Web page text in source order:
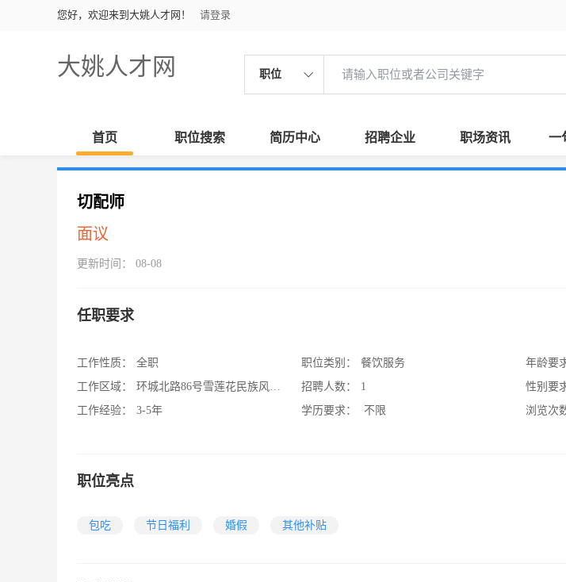
您好，欢迎来到大姚人才网！ 请登录
大姚人才网 职位
首页 职位搜索 简历中心 招聘企业 职场资讯 一
切配师
面议
更新时间： 08-08
任职要求
工作性质：
全职
工作区域：
环城北路86号雪莲花民族风情园
工作经验：
3-5年
职位类别：
餐饮服务
招聘人数：
1
学历要求：
不限
年龄要
性别要
浏览次
职位亮点
包吃 节日福利 婚假 其他补贴